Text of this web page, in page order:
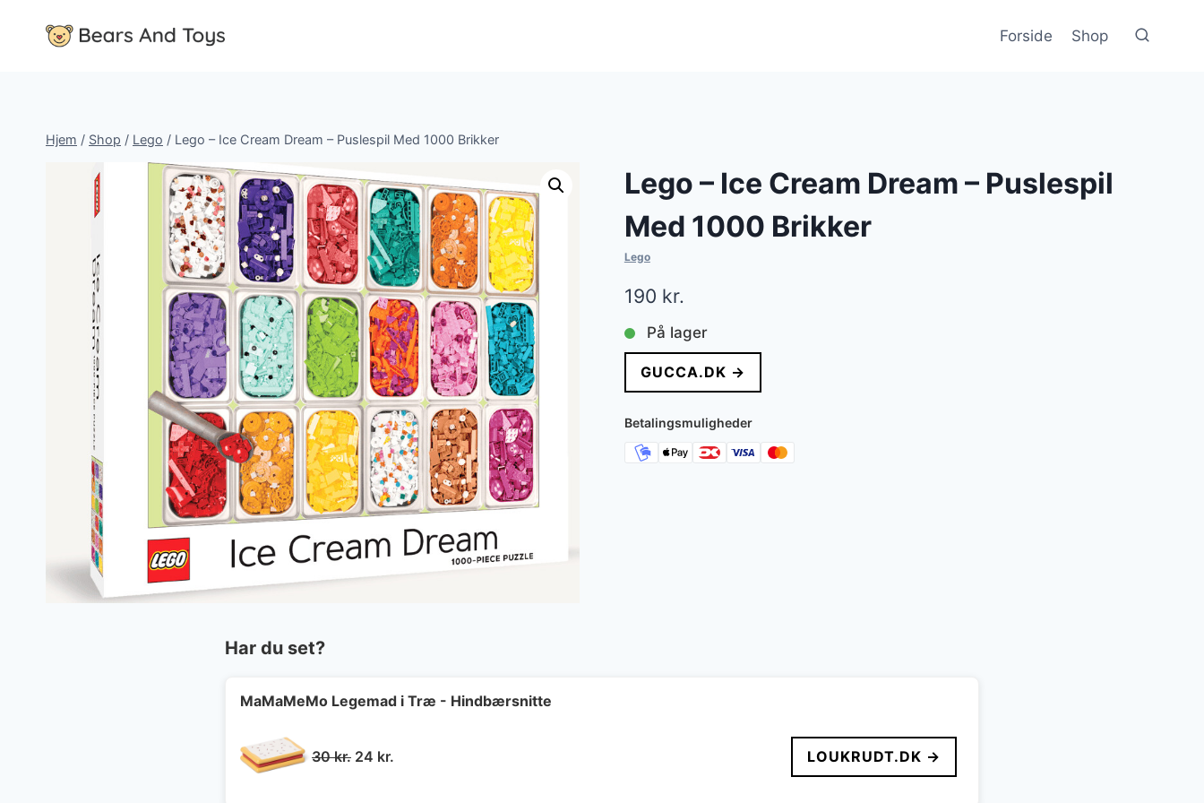
Forside Shop
Hjem / Shop / Lego / Lego – Ice Cream Dream – Puslespil Med 1000 Brikker
Lego – Ice Cream Dream – Puslespil
Med 1000 Brikker
Lego
190 kr.
På lager
GUCCA.DK →
Betalingsmuligheder
Har du set?
MaMaMeMo Legemad i Træ - Hindbærsnitte
30kr. Den
24 kr. LOUKRUDT.DK →